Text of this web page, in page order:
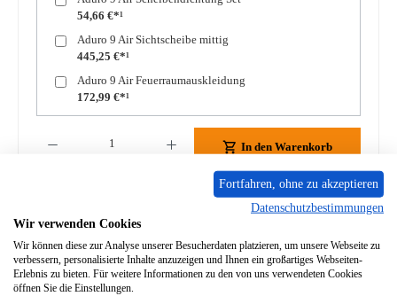
54,66 €*¹
Aduro 9 Air Sichtscheibe mittig
445,25 €*¹
Aduro 9 Air Feuerraumauskleidung
172,99 €*¹
In den Warenkorb
Fortfahren, ohne zu akzeptieren
Datenschutzbestimmungen
Wir verwenden Cookies
Wir können diese zur Analyse unserer Besucherdaten platzieren, um unsere Webseite zu
verbessern, personalisierte Inhalte anzuzeigen und Ihnen ein großartiges Webseiten-
Erlebnis zu bieten. Für weitere Informationen zu den von uns verwendeten Cookies
öffnen Sie die Einstellungen.